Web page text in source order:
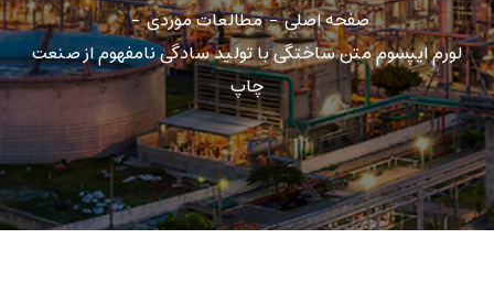
صفحه اصلی
مطالعات موردی
لورم ایپسوم متن ساختگی با تولید سادگی نامفهوم از صنعت
چاپ